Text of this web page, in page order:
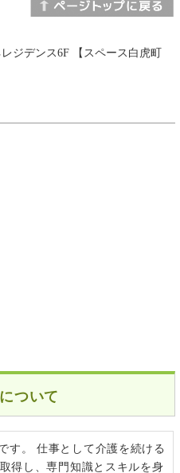
ジデンス6F 【スペース白虎町
ついて
す。 仕事として介護を続ける
得し、専門知識とスキルを身